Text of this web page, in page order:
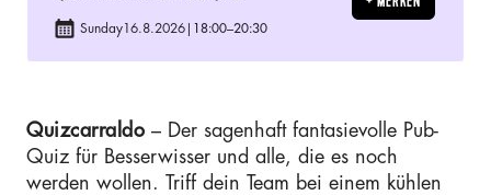
Sunday16.8.2026 18:00–20:30
Quizcarraldo – Der sagenhaft fantasievolle Pub-
Quiz für Besserwisser und alle, die es noch
werden wollen. Triff dein Team bei einem kühlen